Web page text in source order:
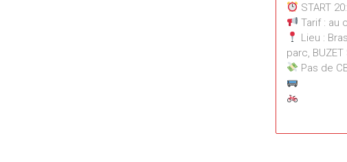
START
Tarif : au
Lieu :
parc, BUZET
Pas de